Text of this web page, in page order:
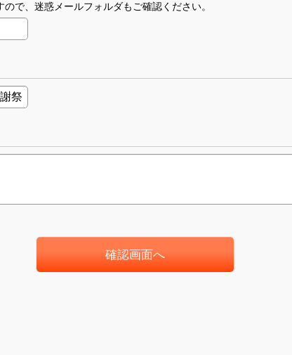
で、迷惑メールフォルダもご確認ください。
確認画面へ